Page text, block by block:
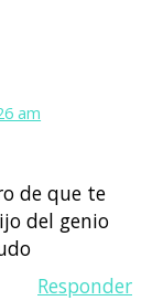
am
de que te
del genio
Responder